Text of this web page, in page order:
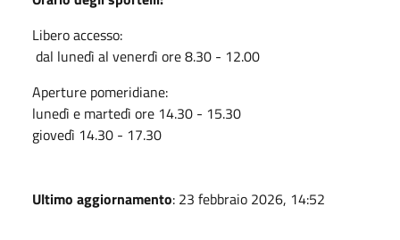
Libero accesso:
dal lunedì al venerdì ore 8.30 - 12.00
Aperture pomeridiane:
lunedì e martedì ore 14.30 - 15.30
giovedì 14.30 - 17.30
Ultimo aggiornamento: 23 febbraio 2026, 14:52